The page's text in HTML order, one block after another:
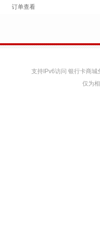
订单查看
支持IPv6访问 银行卡商
仅为